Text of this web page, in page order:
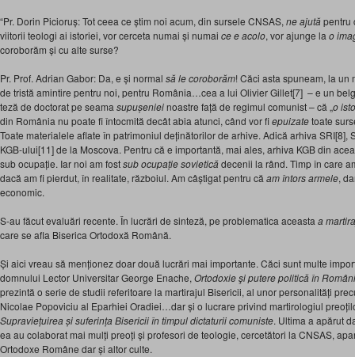
“Pr. Dorin Picioruș: Tot ceea ce știm noi acum, din sursele CNSAS, ne ajutăpentru
viitorii teologi ai istoriei, vor cerceta numai și numai ce e acolo, vor ajunge la o
coroborăm și cu alte surse?
Pr. Prof. Adrian Gabor: Da, e și normal să le coroborăm! Căci asta spuneam, la un
de tristă amintire pentru noi, pentru România…cea a lui Olivier Gillet[7] – e un
teză de doctorat pe seama supușenieinoastre față de regimul comunist – că „o
din România nu poate fi întocmită decât abia atunci, când vor fiepuizatetoate
Toate materialele aflate în patrimoniul deținătorilor de arhive. Adică arhiva SRI[8],
KGB-ului[11] de la Moscova. Pentru că e importantă, mai ales, arhiva KGB din
sub ocupație. Iar noi am fostsub ocupație sovieticădecenii la rând. Timp în care
dacă am fi pierdut, în realitate, războiul. Am câștigat pentru că am întors armele,
economic.
S-au făcut evaluări recente. În lucrări de sinteză, pe problematica aceasta a
care se afla Biserica Ortodoxă Română.
Și aici vreau să menționez doar două lucrări mai importante. Căci sunt multe
domnului Lector Universitar George Enache, Ortodoxie şi putere politică în
prezintă o serie de studii referitoare la martirajul Bisericii, al unor personalități
Nicolae Popoviciu al Eparhiei Oradiei…dar și o lucrare privind martirologiul
Supraviețuirea și suferința Bisericii în timpul dictaturii comuniste. Ultima a apărut
ea au colaborat mai mulți preoți și profesori de teologie, cercetători la CNSAS,
Ortodoxe Române dar și altor culte.